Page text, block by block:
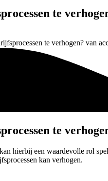
te
te
hierbij een waardevolle rol
kan verhogen.